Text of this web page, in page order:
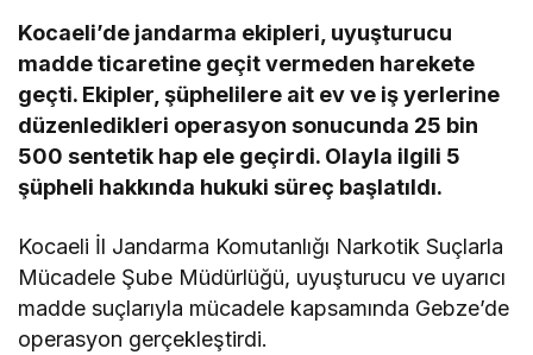
Kocaeli’de jandarma ekipleri, uyuşturucu
madde ticaretine geçit vermeden harekete
geçti. Ekipler, şüphelilere ait ev ve iş yerlerine
düzenledikleri operasyon sonucunda 25 bin
500 sentetik hap ele geçirdi. Olayla ilgili 5
şüpheli hakkında hukuki süreç başlatıldı.
Kocaeli İl Jandarma Komutanlığı Narkotik Suçlarla
Mücadele Şube Müdürlüğü, uyuşturucu ve uyarıcı
madde suçlarıyla mücadele kapsamında Gebze’de
operasyon gerçekleştirdi.